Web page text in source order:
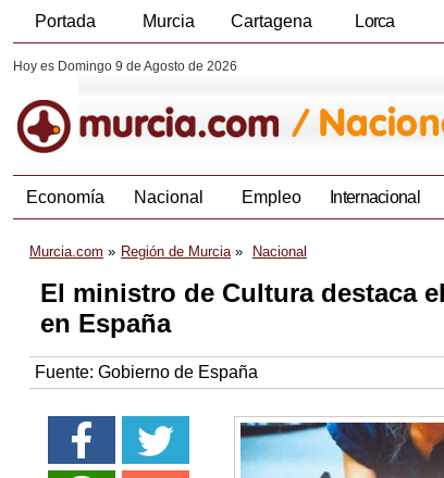
Portada Murcia Cartagena Lorca
Hoy es Domingo 9 de Agosto de 2026
Economía Nacional Empleo Internacional
Murcia.com Región de Murcia Nacional
El ministro de Cultura destaca
en España
Fuente: Gobierno de España